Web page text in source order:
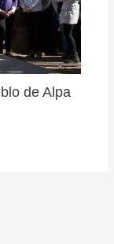
de Alpa